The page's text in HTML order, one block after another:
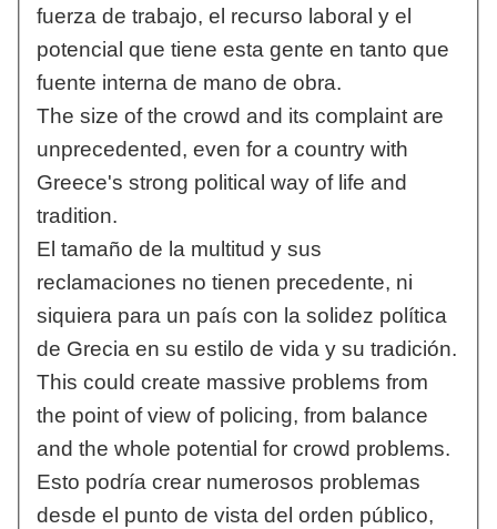
fuerza de trabajo, el recurso laboral y el
potencial que tiene esta gente en tanto que
fuente interna de mano de obra.
The size of the crowd and its complaint are
unprecedented, even for a country with
Greece's strong political way of life and
tradition.
El tamaño de la multitud y sus
reclamaciones no tienen precedente, ni
siquiera para un país con la solidez política
de Grecia en su estilo de vida y su tradición.
This could create massive problems from
the point of view of policing, from balance
and the whole potential for crowd problems.
Esto podría crear numerosos problemas
desde el punto de vista del orden público,